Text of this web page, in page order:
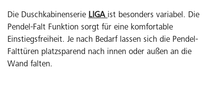
Die Duschkabinenserie LIGA ist besonders variabel. Die
Pendel-Falt Funktion sorgt für eine komfortable
Einstiegsfreiheit. Je nach Bedarf lassen sich die Pendel-
Falttüren platzsparend nach innen oder außen an die
Wand falten.